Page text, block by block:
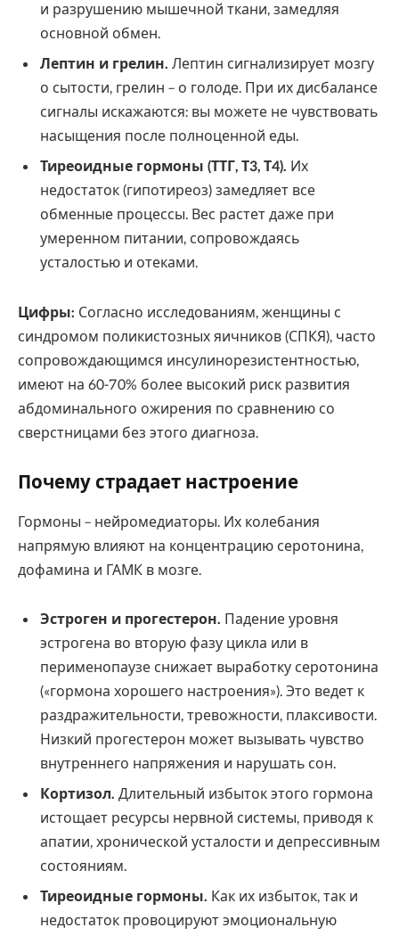
и разрушению мышечной ткани, замедляя
основной обмен.
Лептин и грелин. Лептин сигнализирует мозгу
о сытости, грелин – о голоде. При их дисбалансе
сигналы искажаются: вы можете не чувствовать
насыщения после полноценной еды.
Тиреоидные гормоны (ТТГ, Т3, Т4). Их
недостаток (гипотиреоз) замедляет все
обменные процессы. Вес растет даже при
умеренном питании, сопровождаясь
усталостью и отеками.
Цифры: Согласно исследованиям, женщины с
синдромом поликистозных яичников (СПКЯ), часто
сопровождающимся инсулинорезистентностью,
имеют на 60-70% более высокий риск развития
абдоминального ожирения по сравнению со
сверстницами без этого диагноза.
Почему страдает настроение
Гормоны – нейромедиаторы. Их колебания
напрямую влияют на концентрацию серотонина,
дофамина и ГАМК в мозге.
Эстроген и прогестерон. Падение уровня
эстрогена во вторую фазу цикла или в
перименопаузе снижает выработку серотонина
(«гормона хорошего настроения»). Это ведет к
раздражительности, тревожности, плаксивости.
Низкий прогестерон может вызывать чувство
внутреннего напряжения и нарушать сон.
Кортизол. Длительный избыток этого гормона
истощает ресурсы нервной системы, приводя к
апатии, хронической усталости и депрессивным
состояниям.
Тиреоидные гормоны. Как их избыток, так и
недостаток провоцируют эмоциональную